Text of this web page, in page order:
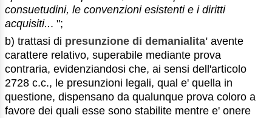
consuetudini, le convenzioni esistenti e i diritti
acquisiti... ";
b) trattasi di presunzione di demanialita' avente
carattere relativo, superabile mediante prova
contraria, evidenziandosi che, ai sensi dell'articolo
2728 c.c., le presunzioni legali, qual e' quella in
questione, dispensano da qualunque prova coloro a
favore dei quali esse sono stabilite mentre e' onere